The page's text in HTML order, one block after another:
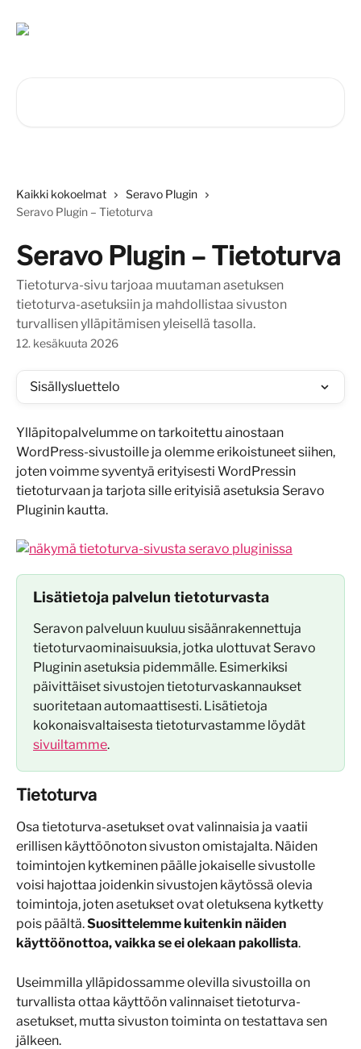
Kaikki kokoelmat
Seravo Plugin
Seravo Plugin – Tietoturva
Seravo Plugin – Tietoturva
Tietoturva-sivu tarjoaa muutaman asetuksen
tietoturva-asetuksiin ja mahdollistaa sivuston
turvallisen ylläpitämisen yleisellä tasolla.
12. kesäkuuta 2026
Sisällysluettelo
Ylläpitopalvelumme on tarkoitettu ainostaan
WordPress-sivustoille ja olemme erikoistuneet siihen,
joten voimme syventyä erityisesti WordPressin
tietoturvaan ja tarjota sille erityisiä asetuksia Seravo
Pluginin kautta.
Lisätietoja palvelun tietoturvasta
Seravon palveluun kuuluu sisäänrakennettuja
tietoturvaominaisuuksia, jotka ulottuvat Seravo
Pluginin asetuksia pidemmälle. Esimerkiksi
päivittäiset sivustojen tietoturvaskannaukset
suoritetaan automaattisesti. Lisätietoja
kokonaisvaltaisesta tietoturvastamme löydät
sivuiltamme.
Tietoturva
Osa tietoturva-asetukset ovat valinnaisia ja vaatii
erillisen käyttöönoton sivuston omistajalta. Näiden
toimintojen kytkeminen päälle jokaiselle sivustolle
voisi hajottaa joidenkin sivustojen käytössä olevia
toimintoja, joten asetukset ovat oletuksena kytketty
pois päältä. Suosittelemme kuitenkin näiden
käyttöönottoa, vaikka se ei olekaan pakollista.
Useimmilla ylläpidossamme olevilla sivustoilla on
turvallista ottaa käyttöön valinnaiset tietoturva-
asetukset, mutta sivuston toiminta on testattava sen
jälkeen.